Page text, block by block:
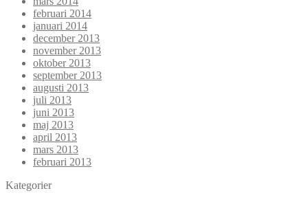
februari 2014
januari 2014
december 2013
november 2013
oktober 2013
september 2013
augusti 2013
juli 2013
juni 2013
maj 2013
april 2013
mars 2013
februari 2013
Kategorier